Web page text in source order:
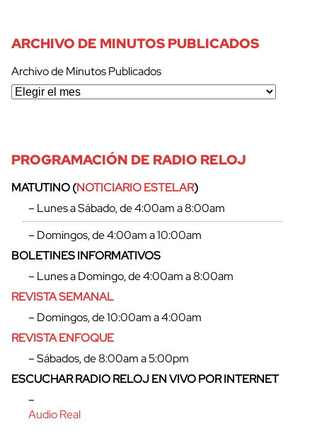
cerrar
ARCHIVO DE MINUTOS PUBLICADOS
Archivo de Minutos Publicados
PROGRAMACIÓN DE RADIO RELOJ
MATUTINO (NOTICIARIO ESTELAR)
– Lunes a Sábado, de 4:00am a 8:00am
– Domingos, de 4:00am a 10:00am
BOLETINES INFORMATIVOS
– Lunes a Domingo, de 4:00am a 8:00am
REVISTA SEMANAL
– Domingos, de 10:00am a 4:00am
REVISTA ENFOQUE
– Sábados, de 8:00am a 5:00pm
ESCUCHAR RADIO RELOJ EN VIVO POR INTERNET
–
Audio Real